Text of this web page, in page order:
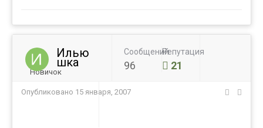
Илью
шка
Новичок
Сообщений
96
Репутация
21
Опубликовано 15 января, 2007